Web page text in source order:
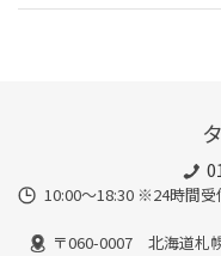
10:00～18:30 ※24時間受
〒060-0007 北海道札